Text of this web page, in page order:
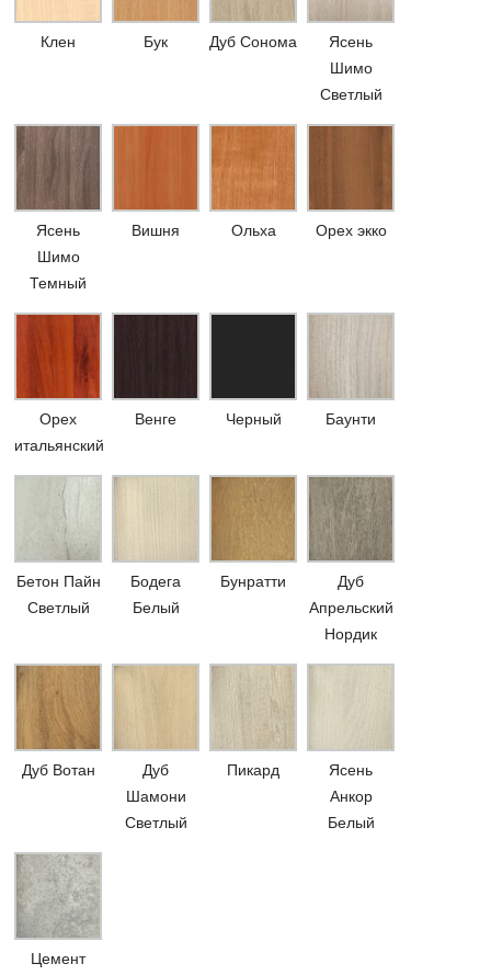
Клен Бук Дуб Сонома
Ясень
Шимо
Светлый
Ясень
Шимо
Темный
Вишня Ольха Орех экко
Орех
итальянский
Венге Черный Баунти
Бетон Пайн
Светлый
Бодега
Белый
Бунратти
Дуб
Апрельский
Нордик
Дуб Вотан
Дуб
Шамони
Светлый
Пикард
Ясень
Анкор
Белый
Цемент